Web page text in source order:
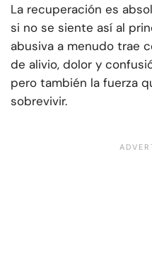
La recuperación es
si no se siente así al
abusiva a menudo trae
de alivio, dolor y
pero también la fuerza
sobrevivir.